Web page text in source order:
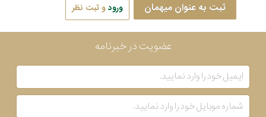
ثبت به عنوان میهمان ورودو ثبت نظر
عضویت در خبرنامه